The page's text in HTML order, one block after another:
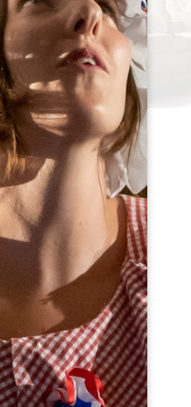
Collégiale et son cloître